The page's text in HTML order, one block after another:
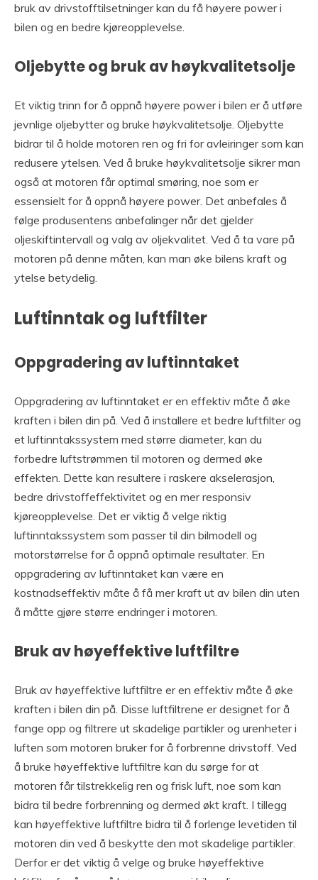
bruk av drivstofftilsetninger kan du få høyere power i
bilen og en bedre kjøreopplevelse.
Oljebytte og bruk av høykvalitetsolje
Et viktig trinn for å oppnå høyere power i bilen er å utføre
jevnlige oljebytter og bruke høykvalitetsolje. Oljebytte
bidrar til å holde motoren ren og fri for avleiringer som kan
redusere ytelsen. Ved å bruke høykvalitetsolje sikrer man
også at motoren får optimal smøring, noe som er
essensielt for å oppnå høyere power. Det anbefales å
følge produsentens anbefalinger når det gjelder
oljeskiftintervall og valg av oljekvalitet. Ved å ta vare på
motoren på denne måten, kan man øke bilens kraft og
ytelse betydelig.
Luftinntak og luftfilter
Oppgradering av luftinntaket
Oppgradering av luftinntaket er en effektiv måte å øke
kraften i bilen din på. Ved å installere et bedre luftfilter og
et luftinntakssystem med større diameter, kan du
forbedre luftstrømmen til motoren og dermed øke
effekten. Dette kan resultere i raskere akselerasjon,
bedre drivstoffeffektivitet og en mer responsiv
kjøreopplevelse. Det er viktig å velge riktig
luftinntakssystem som passer til din bilmodell og
motorstørrelse for å oppnå optimale resultater. En
oppgradering av luftinntaket kan være en
kostnadseffektiv måte å få mer kraft ut av bilen din uten
å måtte gjøre større endringer i motoren.
Bruk av høyeffektive luftfiltre
Bruk av høyeffektive luftfiltre er en effektiv måte å øke
kraften i bilen din på. Disse luftfiltrene er designet for å
fange opp og filtrere ut skadelige partikler og urenheter i
luften som motoren bruker for å forbrenne drivstoff. Ved
å bruke høyeffektive luftfiltre kan du sørge for at
motoren får tilstrekkelig ren og frisk luft, noe som kan
bidra til bedre forbrenning og dermed økt kraft. I tillegg
kan høyeffektive luftfiltre bidra til å forlenge levetiden til
motoren din ved å beskytte den mot skadelige partikler.
Derfor er det viktig å velge og bruke høyeffektive